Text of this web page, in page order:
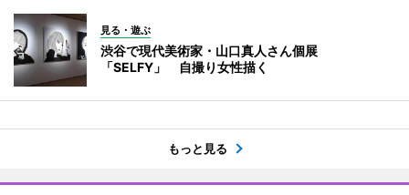
見る・遊ぶ
渋谷で現代美術家・山口真人さん個展
「SELFY」 自撮り女性描く
もっと見る